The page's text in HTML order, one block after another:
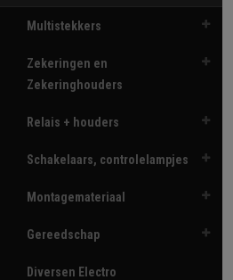
Multistekkers
Zekeringen en
Zekeringhouders
Relais + houders
Schakelaars, controlelampjes
Montagemateriaal
Gereedschap
Diversen Electro